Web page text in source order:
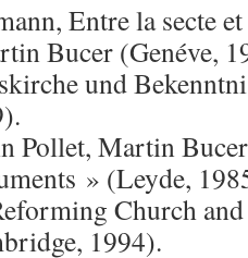
Entre la secte
Bucer (Genéve,
und
Pollet, Martin
» (Leyde,
Church
1994).